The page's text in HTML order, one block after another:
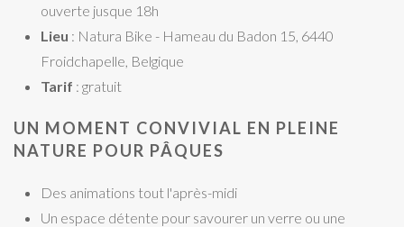
ouverte jusque 18h
Lieu : Natura Bike - Hameau du Badon 15, 6440
Froidchapelle, Belgique
Tarif : gratuit
UN MOMENT CONVIVIAL EN PLEINE
NATURE POUR PÂQUES
Des animations tout l'après-midi
Un espace détente pour savourer un verre ou une